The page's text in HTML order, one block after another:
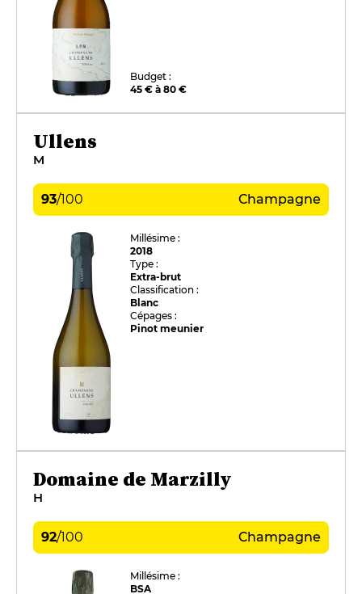
Budget :
45 € à 80 €
Ullens
M
93/100 Champagne
Millésime :
2018
Type :
Extra-brut
Classification :
Blanc
Cépages :
Pinot meunier
Domaine de Marzilly
H
92/100 Champagne
Millésime :
BSA